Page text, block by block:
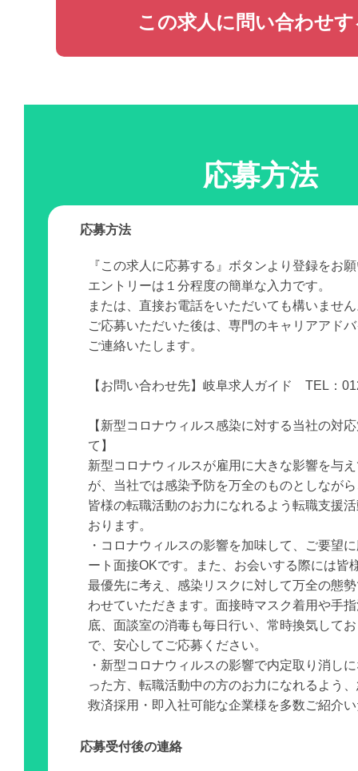
この求人に問い合わせ
応募方法
応募方法
『この求人に応募する』ボタンより登録をお
エントリーは１分程度の簡単な入力です。
または、直接お電話をいただいても構いませ
ご応募いただいた後は、専門のキャリアアド
ご連絡いたします。
【お問い合わせ先】岐阜求人ガイド TEL：
【新型コロナウィルス感染に対する当社の対
て】
新型コロナウィルスが雇用に大きな影響を与
が、当社では感染予防を万全のものとしなが
皆様の転職活動のお力になれるよう転職支援
おります。
・コロナウィルスの影響を加味して、ご要望
ート面接OKです。また、お会いする際には皆
最優先に考え、感染リスクに対して万全の態
わせていただきます。面接時マスク着用や手
底、面談室の消毒も毎日行い、常時換気して
で、安心してご応募ください。
・新型コロナウィルスの影響で内定取り消し
った方、転職活動中の方のお力になれるよう
救済採用・即入社可能な企業様を多数ご紹介
応募受付後の連絡